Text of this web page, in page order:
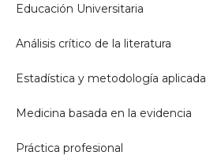
Educación Universitaria
Análisis crítico de la literatura
Estadística y metodología aplicada
Medicina basada en la evidencia
Práctica profesional